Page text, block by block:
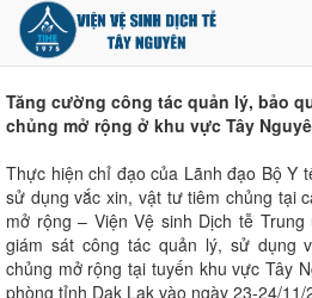
Tăng cường công tác quản lý, bảo
chủng mở rộng ở khu vực Tây
Thực hiện chỉ đạo của Lãnh đạo Bộ Y
sử dụng vắc xin, vật tư tiêm chủng tại
mở rộng – Viện Vệ sinh Dịch tễ
giám sát công tác quản lý, sử dụng
chủng mở rộng tại tuyến khu vực Tây
phòng tỉnh Dak Lak vào ngày 23-24/11/